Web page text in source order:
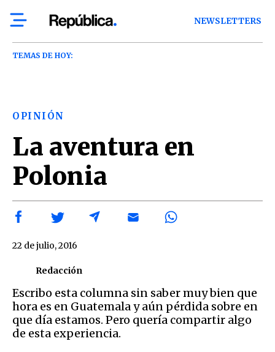
NEWSLETTERS
TEMAS DE HOY:
OPINIÓN
La aventura en
Polonia
Redacción
22 de julio, 2016
Escribo esta columna sin saber muy bien que
hora es en Guatemala y aún pérdida sobre en
que día estamos. Pero quería compartir algo
de esta experiencia.